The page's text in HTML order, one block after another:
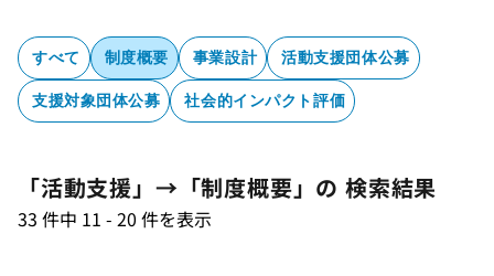
すべて 制度概要 事業設計 活動支援団体公募
支援対象団体公募 社会的インパクト評価
「活動支援」→「制度概要」の 検索結果
33 件中 11 - 20 件を表示